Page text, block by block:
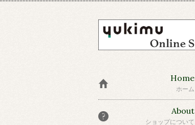
Home
ホーム
About
ショップについて